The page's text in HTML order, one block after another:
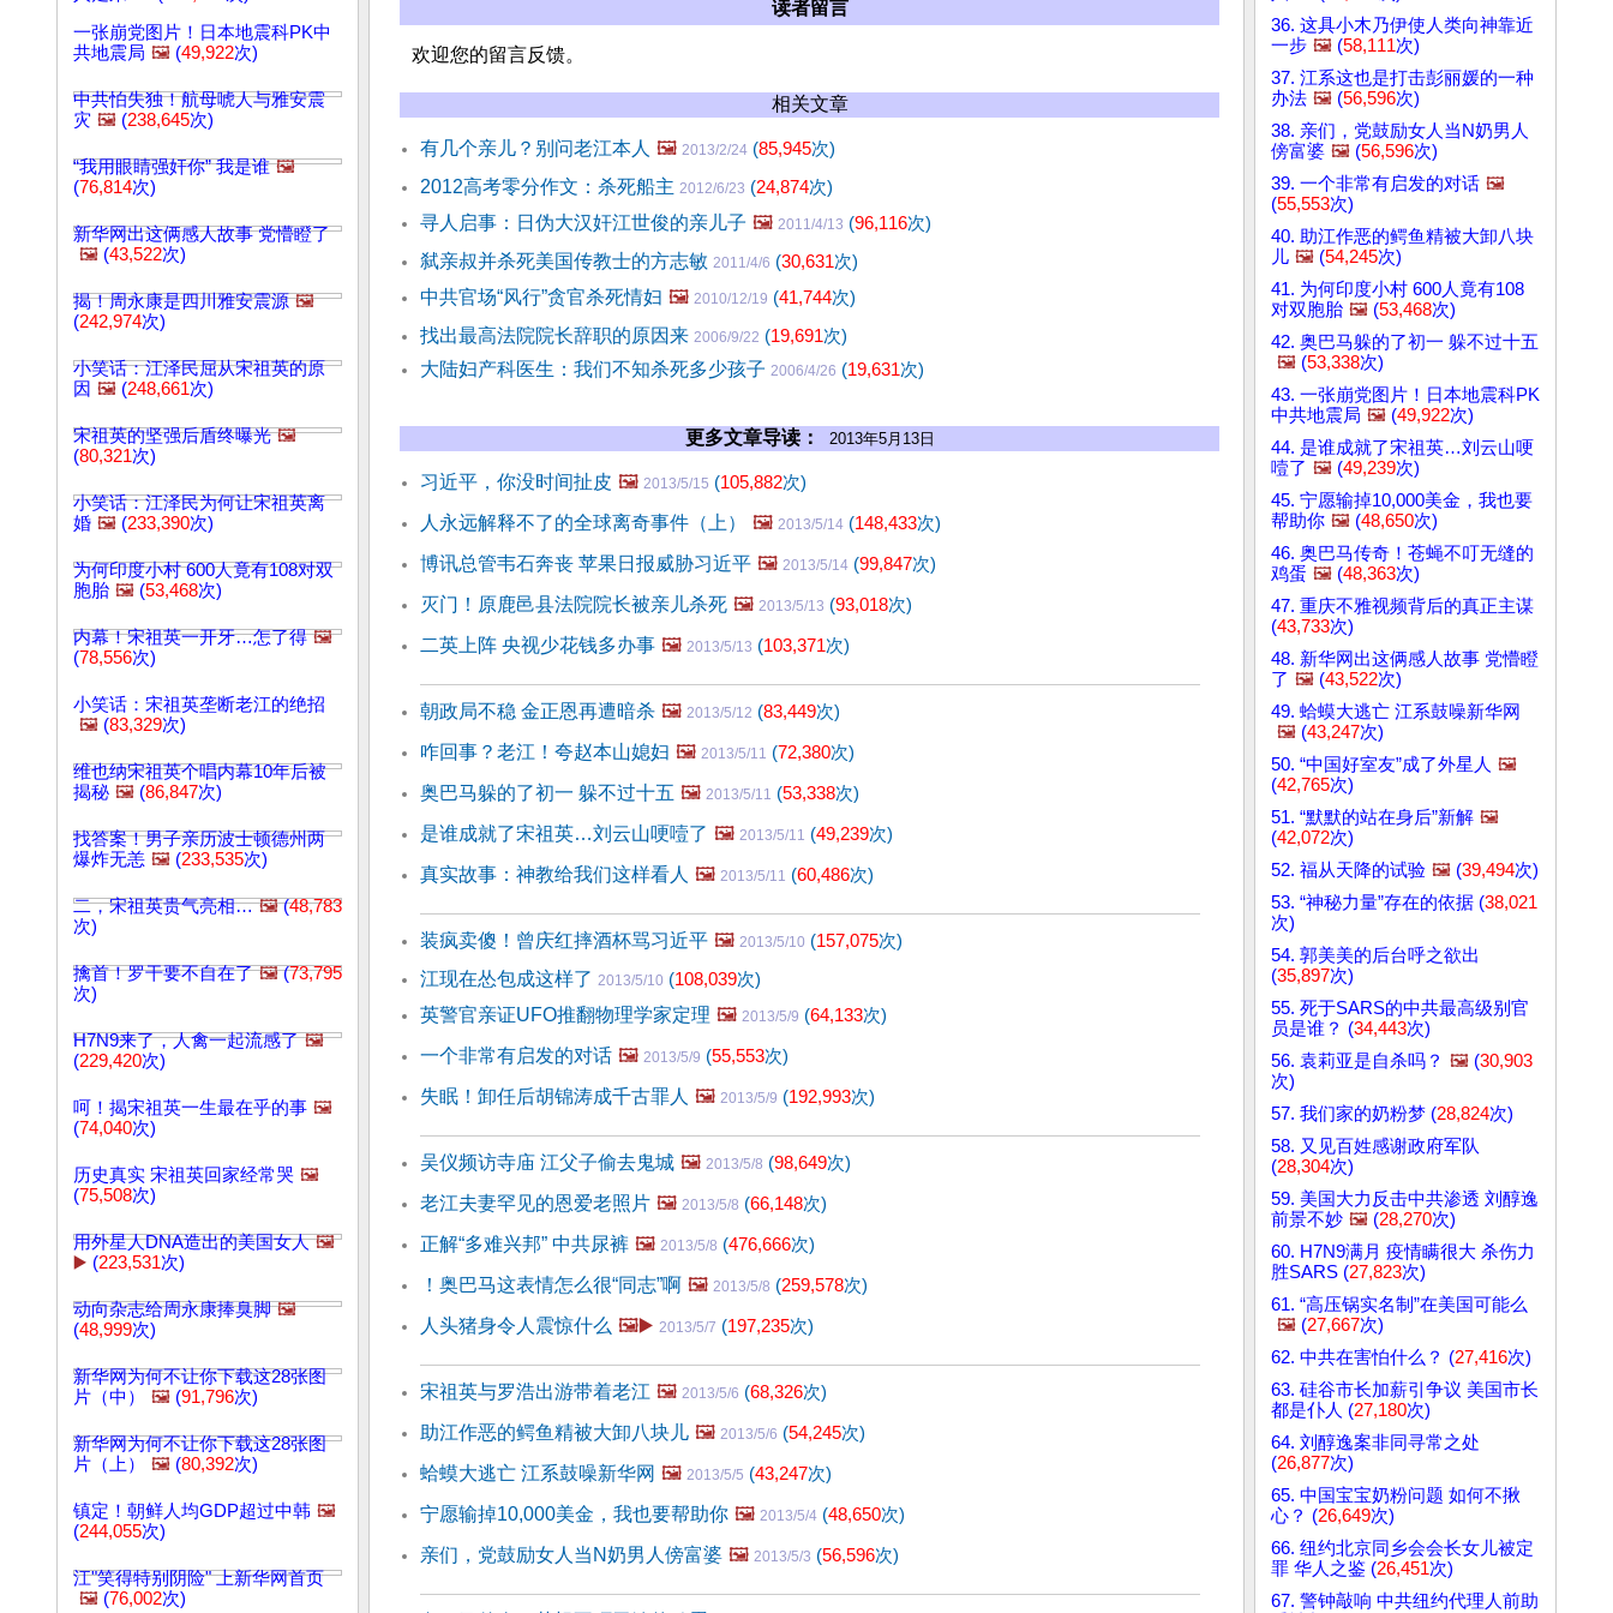
一张崩党图片！日本地震科PK中
共地震局 🖼️ (49,922次)
中共怕失独！航母唬人与雅安震
灾 🖼️ (238,645次)
“我用眼睛强奸你” 我是谁 🖼️
(76,814次)
新华网出这俩感人故事 党懵瞪了
🖼️ (43,522次)
揭！周永康是四川雅安震源 🖼️
(242,974次)
小笑话：江泽民屈从宋祖英的原
因 🖼️ (248,661次)
宋祖英的坚强后盾终曝光 🖼️
(80,321次)
小笑话：江泽民为何让宋祖英离
婚 🖼️ (233,390次)
为何印度小村 600人竟有108对双
胞胎 🖼️ (53,468次)
内幕！宋祖英一开牙…怎了得 🖼️
(78,556次)
小笑话：宋祖英垄断老江的绝招
🖼️ (83,329次)
维也纳宋祖英个唱内幕10年后被
揭秘 🖼️ (86,847次)
找答案！男子亲历波士顿德州两
爆炸无恙 🖼️ (233,535次)
二，宋祖英贵气亮相… 🖼️(48,783
次)
擒首！罗干要不自在了 🖼️(73,795
次)
H7N9来了，人禽一起流感了 🖼️
(229,420次)
呵！揭宋祖英一生最在乎的事 🖼️
(74,040次)
历史真实 宋祖英回家经常哭 🖼️
(75,508次)
用外星人DNA造出的美国女人 🖼️
▶️ (223,531次)
动向杂志给周永康捧臭脚 🖼️
(48,999次)
新华网为何不让你下载这28张图
片（中）
🖼️ (91,796次)
新华网为何不让你下载这28张图
片（上）
🖼️ (80,392次)
镇定！朝鲜人均GDP超过中韩 🖼️
(244,055次)
江"笑得特别阴险" 上新华网首页
🖼️ (76,002次)
读者留言
欢迎您的留言反馈。
相关文章
有几个亲儿？别问老江本人 🖼️ 2013/2/24 (85,945次)
2012高考零分作文：杀死船主 2012/6/23 (24,874次)
寻人启事：日伪大汉奸江世俊的亲儿子 🖼️ 2011/4/13 (96,116次)
弑亲叔并杀死美国传教士的方志敏 2011/4/6 (30,631次)
中共官场“风行”贪官杀死情妇 🖼️ 2010/12/19 (41,744次)
找出最高法院院长辞职的原因来 2006/9/22 (19,691次)
大陆妇产科医生：我们不知杀死多少孩子 2006/4/26 (19,631次)
更多文章导读： 2013年5月13日
习近平，你没时间扯皮 🖼️ 2013/5/15 (105,882次)
人永远解释不了的全球离奇事件（上）
🖼️ 2013/5/14 (148,433次)
博讯总管韦石奔丧 苹果日报威胁习近平 🖼️ 2013/5/14 (99,847次)
灭门！原鹿邑县法院院长被亲儿杀死 🖼️ 2013/5/13 (93,018次)
二英上阵 央视少花钱多办事 🖼️ 2013/5/13 (103,371次)
朝政局不稳 金正恩再遭暗杀 🖼️ 2013/5/12 (83,449次)
咋回事？老江！夸赵本山媳妇 🖼️ 2013/5/11 (72,380次)
奥巴马躲的了初一 躲不过十五 🖼️ 2013/5/11 (53,338次)
是谁成就了宋祖英…刘云山哽噎了 🖼️ 2013/5/11 (49,239次)
真实故事：神教给我们这样看人 🖼️ 2013/5/11 (60,486次)
装疯卖傻！曾庆红摔酒杯骂习近平 🖼️ 2013/5/10 (157,075次)
江现在怂包成这样了 2013/5/10 (108,039次)
英警官亲证UFO推翻物理学家定理 🖼️ 2013/5/9 (64,133次)
一个非常有启发的对话 🖼️ 2013/5/9 (55,553次)
失眠！卸任后胡锦涛成千古罪人 🖼️ 2013/5/9 (192,993次)
吴仪频访寺庙 江父子偷去鬼城 🖼️ 2013/5/8 (98,649次)
老江夫妻罕见的恩爱老照片 🖼️ 2013/5/8 (66,148次)
正解“多难兴邦” 中共尿裤 🖼️ 2013/5/8 (476,666次)
！奥巴马这表情怎么很“同志”啊 🖼️ 2013/5/8 (259,578次)
人头猪身令人震惊什么 🖼️▶️ 2013/5/7 (197,235次)
宋祖英与罗浩出游带着老江 🖼️ 2013/5/6 (68,326次)
助江作恶的鳄鱼精被大卸八块儿 🖼️ 2013/5/6 (54,245次)
蛤蟆大逃亡 江系鼓噪新华网 🖼️ 2013/5/5 (43,247次)
宁愿输掉10,000美金，我也要帮助你 🖼️ 2013/5/4 (48,650次)
亲们，党鼓励女人当N奶男人傍富婆 🖼️ 2013/5/3 (56,596次)
36. 这具小木乃伊使人类向神靠近
一步 🖼️ (58,111次)
37. 江系这也是打击彭丽媛的一种
办法 🖼️ (56,596次)
38. 亲们，党鼓励女人当N奶男人
傍富婆 🖼️ (56,596次)
39. 一个非常有启发的对话 🖼️
(55,553次)
40. 助江作恶的鳄鱼精被大卸八块
儿 🖼️ (54,245次)
41. 为何印度小村 600人竟有108
对双胞胎 🖼️ (53,468次)
42. 奥巴马躲的了初一 躲不过十五
🖼️ (53,338次)
43. 一张崩党图片！日本地震科PK
中共地震局 🖼️ (49,922次)
44. 是谁成就了宋祖英…刘云山哽
噎了 🖼️ (49,239次)
45. 宁愿输掉10,000美金，我也要
帮助你 🖼️ (48,650次)
46. 奥巴马传奇！苍蝇不叮无缝的
鸡蛋 🖼️ (48,363次)
47. 重庆不雅视频背后的真正主谋
(43,733次)
48. 新华网出这俩感人故事 党懵瞪
了 🖼️ (43,522次)
49. 蛤蟆大逃亡 江系鼓噪新华网
🖼️ (43,247次)
50. “中国好室友”成了外星人 🖼️
(42,765次)
51. “默默的站在身后”新解 🖼️
(42,072次)
52. 福从天降的试验 🖼️ (39,494次)
53. “神秘力量”存在的依据 (38,021
次)
54. 郭美美的后台呼之欲出
(35,897次)
55. 死于SARS的中共最高级别官
员是谁？ (34,443次)
56. 袁莉亚是自杀吗？ 🖼️ (30,903
次)
57. 我们家的奶粉梦 (28,824次)
58. 又见百姓感谢政府军队
(28,304次)
59. 美国大力反击中共渗透 刘醇逸
前景不妙 🖼️ (28,270次)
60. H7N9满月 疫情瞒很大 杀伤力
胜SARS (27,823次)
61. “高压锅实名制”在美国可能么
🖼️ (27,667次)
62. 中共在害怕什么？ (27,416次)
63. 硅谷市长加薪引争议 美国市长
都是仆人 (27,180次)
64. 刘醇逸案非同寻常之处
(26,877次)
65. 中国宝宝奶粉问题 如何不揪
心？ (26,649次)
66. 纽约北京同乡会会长女儿被定
罪 华人之鉴 (26,451次)
67. 警钟敲响 中共纽约代理人前助